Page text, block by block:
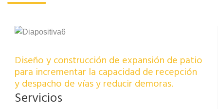
Diseño y construcción de expansión de patio
para incrementar la capacidad de recepción
y despacho de vías y reducir demoras.
Servicios